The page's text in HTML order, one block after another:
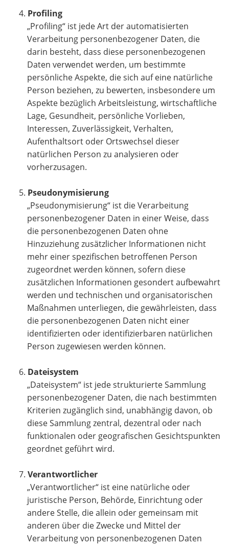
Profiling
„Profiling“ ist jede Art der automatisierten
Verarbeitung personenbezogener Daten, die
darin besteht, dass diese personenbezogenen
Daten verwendet werden, um bestimmte
persönliche Aspekte, die sich auf eine natürliche
Person beziehen, zu bewerten, insbesondere um
Aspekte bezüglich Arbeitsleistung, wirtschaftliche
Lage, Gesundheit, persönliche Vorlieben,
Interessen, Zuverlässigkeit, Verhalten,
Aufenthaltsort oder Ortswechsel dieser
natürlichen Person zu analysieren oder
vorherzusagen.
Pseudonymisierung
„Pseudonymisierung“ ist die Verarbeitung
personenbezogener Daten in einer Weise, dass
die personenbezogenen Daten ohne
Hinzuziehung zusätzlicher Informationen nicht
mehr einer spezifischen betroffenen Person
zugeordnet werden können, sofern diese
zusätzlichen Informationen gesondert aufbewahrt
werden und technischen und organisatorischen
Maßnahmen unterliegen, die gewährleisten, dass
die personenbezogenen Daten nicht einer
identifizierten oder identifizierbaren natürlichen
Person zugewiesen werden können.
Dateisystem
„Dateisystem“ ist jede strukturierte Sammlung
personenbezogener Daten, die nach bestimmten
Kriterien zugänglich sind, unabhängig davon, ob
diese Sammlung zentral, dezentral oder nach
funktionalen oder geografischen Gesichtspunkten
geordnet geführt wird.
Verantwortlicher
„Verantwortlicher“ ist eine natürliche oder
juristische Person, Behörde, Einrichtung oder
andere Stelle, die allein oder gemeinsam mit
anderen über die Zwecke und Mittel der
Verarbeitung von personenbezogenen Daten